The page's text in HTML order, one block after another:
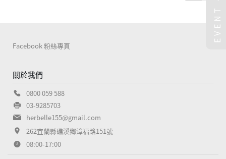
關於我們
0800 059 588
03-9285703
herbelle155@gmail.com
262宜蘭縣礁溪鄉漳福路151號
08:00-17:00
Facebook 粉絲專頁
EVENT